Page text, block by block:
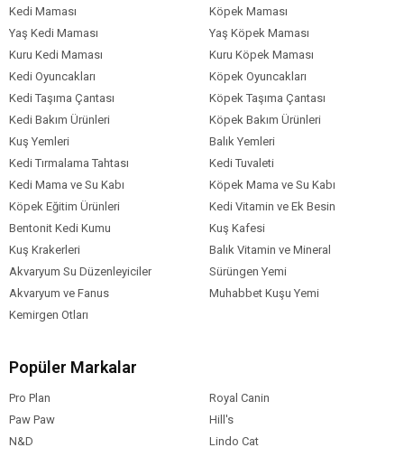
İlaveler (Her Kilogram İçin)
Vitamin A: 28,000 IU
Vitamin D3: 1,800 IU
Vitamin E: 550 mg
Taurin: 1,200 mg
Manganez: 40 mg
Bakır: 12 mg
İyot: 2 mg
Selenyum: 0,3 mg
Analitik Bileşenler
Protein: %32
Yağ: %14
Omega-3: %0,6
Omega-6: %2,5
Kedi Maması
Köpek Maması
Yaş Kedi Maması
Yaş Köpek Maması
Kuru Kedi Maması
Kuru Köpek Maması
Kedi Oyuncakları
Köpek Oyuncakları
Kedi Taşıma Çantası
Köpek Taşıma Çantası
Kedi Bakım Ürünleri
Köpek Bakım Ürünleri
Kuş Yemleri
Balık Yemleri
Kedi Tırmalama Tahtası
Kedi Tuvaleti
Kedi Mama ve Su Kabı
Köpek Mama ve Su Kabı
Köpek Eğitim Ürünleri
Kedi Vitamin ve Ek Besin
Bentonit Kedi Kumu
Kuş Kafesi
Kuş Krakerleri
Balık Vitamin ve Mineral
Akvaryum Su Düzenleyiciler
Sürüngen Yemi
Akvaryum ve Fanus
Muhabbet Kuşu Yemi
Kemirgen Otları
Popüler Markalar
Pro Plan
Royal Canin
Paw Paw
Hill's
N&D
Lindo Cat